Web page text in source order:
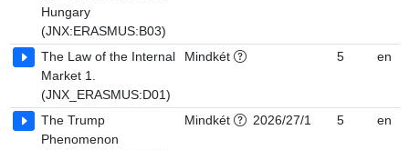
Hungary
(JNX:ERASMUS:B03)
The Law of the Internal
Market 1.
(JNX_ERASMUS:D01)
Mindkét 5 en
The Trump
Phenomenon
Mindkét 2026/27/1 5 en